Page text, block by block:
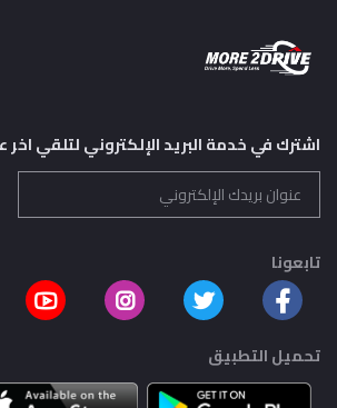
اشترك في خدمة البريد الإلكتروني لتلقي اخر
تابعونا
تحميل التطبيق